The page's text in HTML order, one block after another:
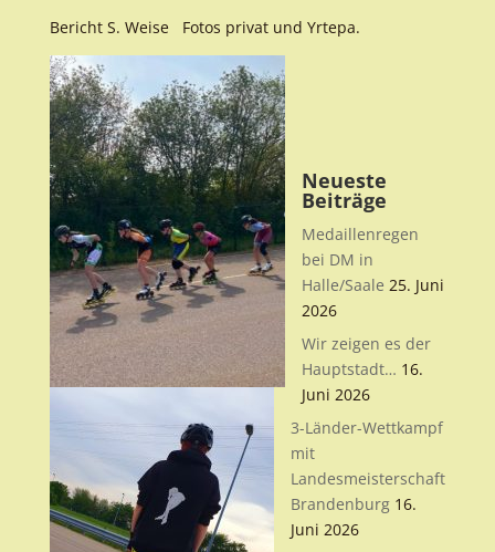
Bericht S. Weise Fotos privat und Yrtepa.
Neueste
Beiträge
Medaillenregen
bei DM in
Halle/Saale 25. Juni
2026
Wir zeigen es der
Hauptstadt… 16.
Juni 2026
3-Länder-Wettkampf
mit
Landesmeisterschaft
Brandenburg 16.
Juni 2026